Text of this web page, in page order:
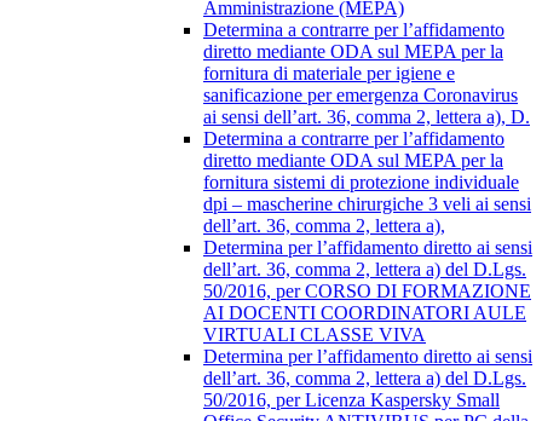
Amministrazione (MEPA)
Determina a contrarre per l’affidamento
diretto mediante ODA sul MEPA per la
fornitura di materiale per igiene e
sanificazione per emergenza Coronavirus
ai sensi dell’art. 36, comma 2, lettera a), D.
Determina a contrarre per l’affidamento
diretto mediante ODA sul MEPA per la
fornitura sistemi di protezione individuale
dpi – mascherine chirurgiche 3 veli ai sensi
dell’art. 36, comma 2, lettera a),
Determina per l’affidamento diretto ai sensi
dell’art. 36, comma 2, lettera a) del D.Lgs.
50/2016, per CORSO DI FORMAZIONE
AI DOCENTI COORDINATORI AULE
VIRTUALI CLASSE VIVA
Determina per l’affidamento diretto ai sensi
dell’art. 36, comma 2, lettera a) del D.Lgs.
50/2016, per Licenza Kaspersky Small